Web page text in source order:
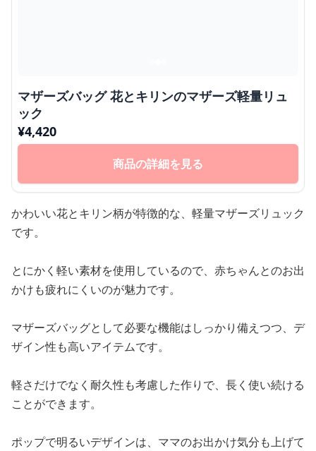
マザーズバッグ 花とキリンのマザーズ軽量リュ
ック
¥4,420
商品の詳細を見る
かわいい花とキリン柄が特徴的な、軽量マザーズリュック
です。
とにかく軽い素材を使用しているので、赤ちゃんとのお出
かけも疲れにくいのが魅力です。
マザーズバッグとして必要な機能はしっかり備えつつ、デ
ザイン性も高いアイテムです。
軽さだけでなく耐久性も考慮した作りで、長く使い続ける
ことができます。
ポップで明るいデザインは、ママのお出かけ気分も上げて